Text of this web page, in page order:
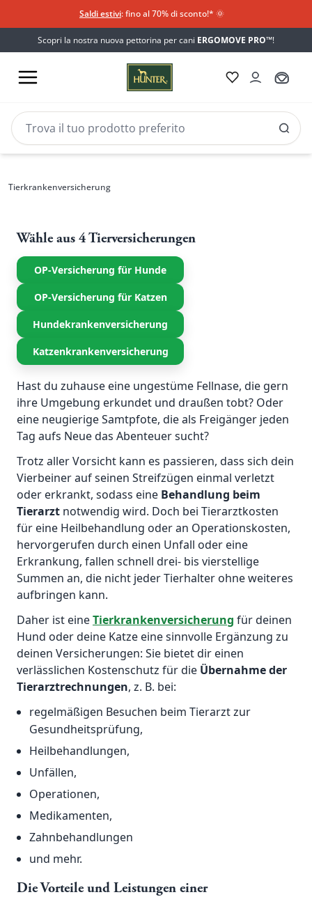
Saldi estivi: fino al 70% di sconto!*​ 🌞
Scopri la nostra nuova pettorina per cani ERGOMOVE PRO™!
Tierkrankenversicherung
Tierkrankenversicherung
Hunde und Katzen
Wähle aus 4 Tierversicherungen
OP-Versicherung für Hunde
OP-Versicherung für Katzen
Hundekrankenversicherung
Katzenkrankenversicherung
Hast du zuhause eine ungestüme Fellnase, die gern
ihre Umgebung erkundet und draußen tobt? Oder
eine neugierige Samtpfote, die als Freigänger jeden
Tag aufs Neue das Abenteuer sucht?
Trotz aller Vorsicht kann es passieren, dass sich dein
Vierbeiner auf seinen Streifzügen einmal verletzt
oder erkrankt, sodass eine Behandlung beim
Tierarzt notwendig wird. Doch bei Tierarztkosten
für eine Heilbehandlung oder an Operationskosten,
hervorgerufen durch einen Unfall oder eine
Erkrankung, fallen schnell drei- bis vierstellige
Summen an, die nicht jeder Tierhalter ohne weiteres
aufbringen kann.
Daher ist eineTierkrankenversicherung für deinen
Hund oder deine Katze eine sinnvolle Ergänzung zu
deinen Versicherungen: Sie bietet dir einen
verlässlichen Kostenschutz für die Übernahme der
Tierarztrechnungen, z. B. bei:
regelmäßigen Besuchen beim Tierarzt zur
Gesundheitsprüfung,
Heilbehandlungen,
Unfällen,
Operationen,
Medikamenten,
Zahnbehandlungen
und mehr.
Die Vorteile und Leistungen einer